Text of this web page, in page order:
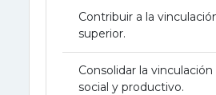
Contribuir a la
superior.
Consolidar la
social y productivo.